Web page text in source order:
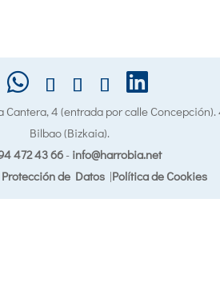
Cantera, 4 (entrada por calle
Bilbao (Bizkaia).
472 43 66- info@harrobia.net
Protección de Datos|Política de Cookies